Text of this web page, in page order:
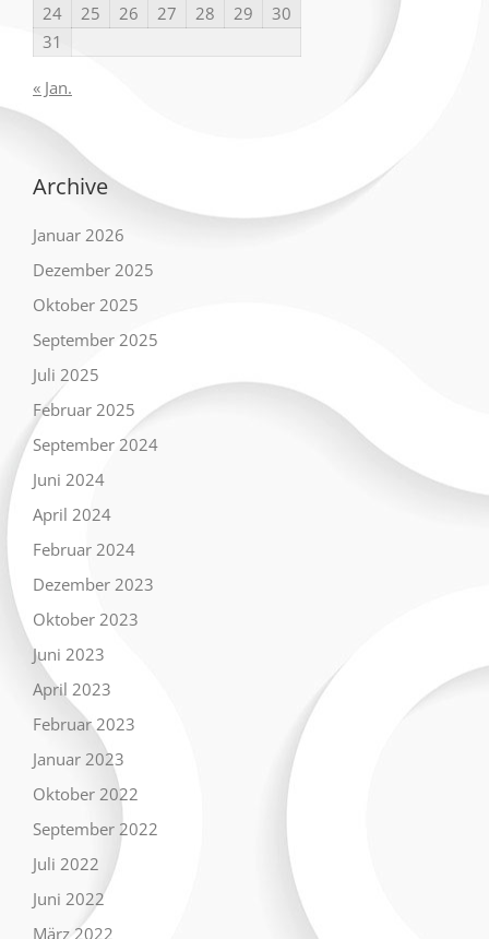
24
25 26 27 28 29
30
31
« Jan.
Archive
Januar 2026
Dezember 2025
Oktober 2025
September 2025
Juli 2025
Februar 2025
September 2024
Juni 2024
April 2024
Februar 2024
Dezember 2023
Oktober 2023
Juni 2023
April 2023
Februar 2023
Januar 2023
Oktober 2022
September 2022
Juli 2022
Juni 2022
März 2022